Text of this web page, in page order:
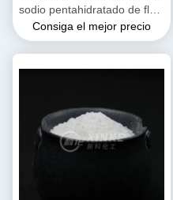
sodio pentahidratado de flujo
libre Color blanco
Consiga el mejor precio